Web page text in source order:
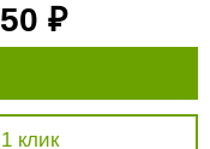
₽
клик